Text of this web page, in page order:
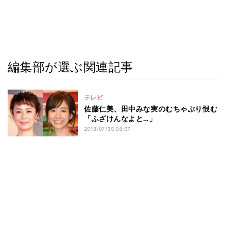
編集部が選ぶ関連記事
テレビ
佐藤仁美、田中みな実のむちゃぶり恨む
「ふざけんなよと…」
2018/07/30 08:07